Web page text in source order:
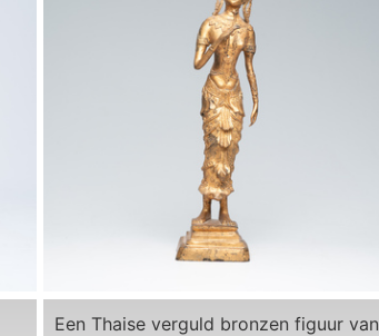
Een Thaise verguld bronzen figuur van